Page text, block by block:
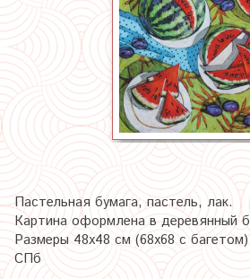
Пастельная бумага, пастель, лак.
Картина оформлена в деревянный
Размеры 48х48 см (68х68 с багетом)
СПб